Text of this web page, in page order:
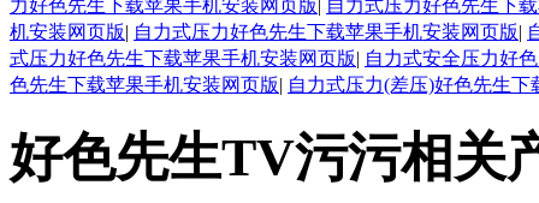
力好色先生下载苹果手机安装网页版| 自力式压力好色先生下
机安装网页版| 自力式压力好色先生下载苹果手机安装网页版|
式压力好色先生下载苹果手机安装网页版| 自力式安全压力好
色先生下载苹果手机安装网页版| 自力式压力(差压)好色先生
好色先生TV污污相关